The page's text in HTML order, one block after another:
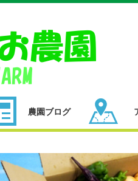
農園ブログ